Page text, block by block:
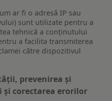
ar fi o adresă IP sau
sunt utilizate pentru a
tehnică a conținutului
a facilita transmiterea
către dispozitivul
prevenirea și
și corectarea erorilor